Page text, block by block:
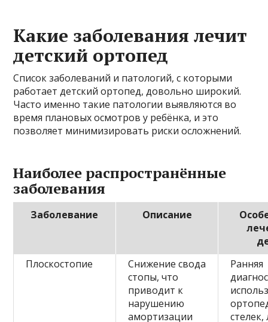
Какие заболевания лечит
детский ортопед
Список заболеваний и патологий, с которыми
работает детский ортопед, довольно широкий.
Часто именно такие патологии выявляются во
время плановых осмотров у ребёнка, и это
позволяет минимизировать риски осложнений.
Наиболее распространённые
заболевания
Заболевание Описание
Плоскостопие
Снижение свода
стопы, что
приводит к
нарушению
амортизации
Ранняя
стелек,